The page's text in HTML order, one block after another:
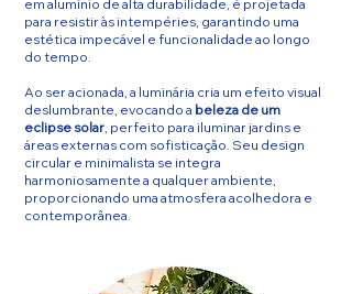
em alumínio de alta durabilidade, é projetada
para resistir às intempéries, garantindo uma
estética impecável e funcionalidade ao longo
do tempo.
Ao ser acionada, a luminária cria um efeito visual
deslumbrante, evocando a beleza de um
eclipse solar, perfeito para iluminar jardins e
áreas externas com sofisticação. Seu design
circular e minimalista se integra
harmoniosamente a qualquer ambiente,
proporcionando uma atmosfera acolhedora e
contemporânea.​